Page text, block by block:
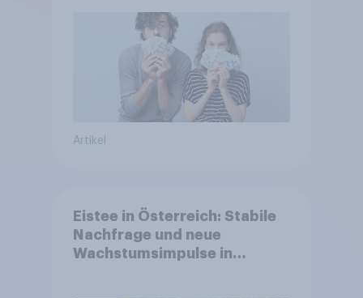
Artikel
Eistee in Österreich: Stabile
Nachfrage und neue
Wachstumsimpulse in